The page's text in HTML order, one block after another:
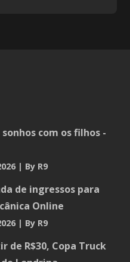
com os filhos -
By R9
de ingressos para
Online
By R9
de R$30, Copa Truck